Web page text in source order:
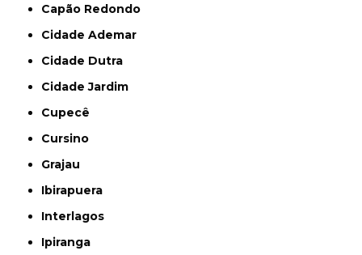
Capão Redondo
Cidade Ademar
Cidade Dutra
Cidade Jardim
Cupecê
Cursino
Grajau
Ibirapuera
Interlagos
Ipiranga